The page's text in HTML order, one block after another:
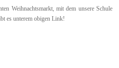
Weihnachtsmarkt, mit dem unsere Schule
es unterem obigen Link!